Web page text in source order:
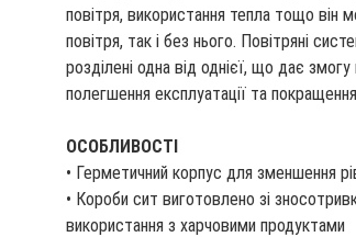
повітря, використання тепла тощо він
повітря, так і без нього. Повітряні
розділені одна від однієї, що дає
полегшення експлуатації та
ОСОБЛИВОСТІ
• Герметичний корпус для зменшення
• Короби сит виготовлено зі
використання з харчовими продуктами